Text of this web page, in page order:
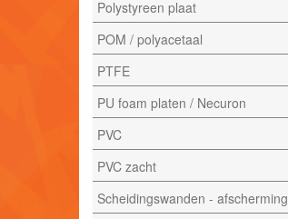
Polystyreen plaat
POM / polyacetaal
PTFE
PU foam platen / Necuron
PVC
PVC zacht
Scheidingswanden - afscherming